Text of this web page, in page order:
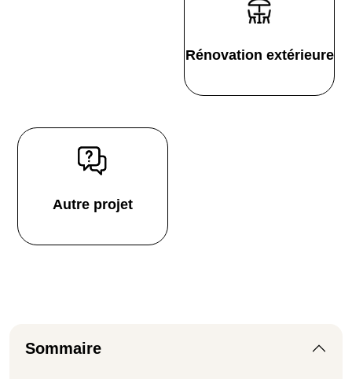
Rénovation extérieure
Autre projet
Sommaire